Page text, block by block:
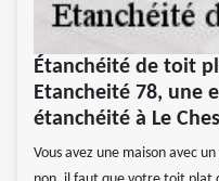
Étanchéité de toit
Etancheité 78, une
étanchéité à Le
Vous avez une maison avec